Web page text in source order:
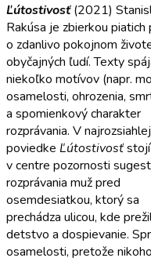
Ľútostivosť(2021)
Rakúsa je zbierkou piatich
o zdanlivo pokojnom
obyčajných ľudí. Texty
niekoľko motívov (napr.
osamelosti, ohrozenia,
a spomienkový charakter
rozprávania. V
poviedke Ľútostivosťstojí
v centre pozornosti
rozprávania muž pred
osemdesiatkou, ktorý sa
prechádza ulicou, kde
detstvo a dospievanie.
osamelosti, pretože